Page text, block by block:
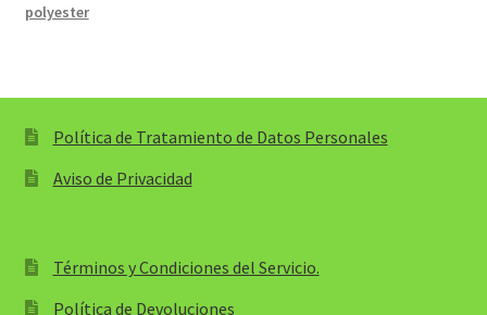
polyester
Política de Tratamiento de Datos Personales
Aviso de Privacidad
Términos y Condiciones del Servicio.
Política de Devoluciones